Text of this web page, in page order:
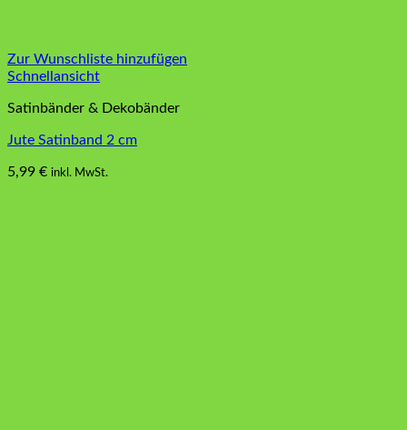
Zur Wunschliste hinzufügen
Schnellansicht
Satinbänder & Dekobänder
Jute Satinband 2 cm
5,99 € inkl. MwSt.